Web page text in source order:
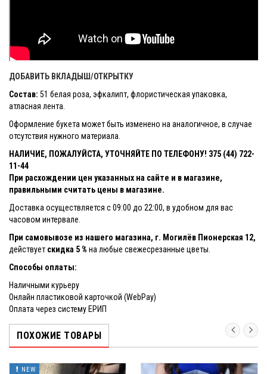
ДОБАВИТЬ ВКЛАДЫШ/ОТКРЫТКУ
Состав: 51 белая роза, эфкалипт, флористическая упаковка,
атласная лента.
Оформление букета может быть изменено на аналогичное, в случае
отсутствия нужного материала.
НАЛИЧИЕ, ПОЖАЛУЙСТА, УТОЧНЯЙТЕ ПО ТЕЛЕФОНУ! 375 (44) 722-
11-44
При расхождении цен указанных на сайте и в магазине,
правильными считать цены в магазине.
Доставка осуществляется с 09:00 до 22:00, в удобном для вас
часовом интервале.
При самовывозе из нашего магазина, г. Могилёв Пионерская 12,
действует скидка 5 % на любые свежесрезанные цветы.
Способы оплаты:
Наличными курьеру
Онлайн пластиковой карточкой (WebPay)
Оплата через систему ЕРИП
ПОХОЖИЕ ТОВАРЫ
NEW